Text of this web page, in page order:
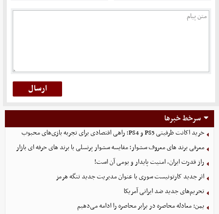
سرخط خبرها
خرید اکانت ظرفیتی PS5 و PS4؛ راهی اقتصادی برای تجربه بازی‌های محبوب
معرفی برند های معروف سشوار؛ مقایسه سشوار پرنسلی با برند های حرفه ای بازار
راز قدرت ایران، امنیت پایدار و بومی آن است!
اثر جدید کارتونیست سوری با عنوان مدیریت جدید تنگه هرمز
تحریم‌های جدید ضد ایرانی آمریکا
یمن: معادله محاصره در برابر محاصره را ادامه می‌دهیم